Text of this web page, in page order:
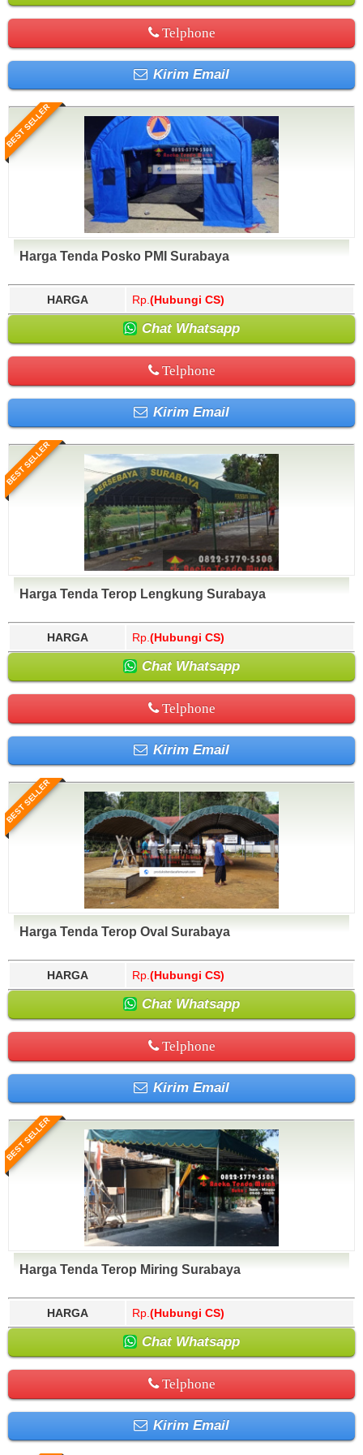
Telphone
Kirim Email
BEST SELLER
Harga Tenda Posko PMI Surabaya
HARGA Rp. (Hubungi CS)
Chat Whatsapp
Telphone
Kirim Email
BEST SELLER
Harga Tenda Terop Lengkung Surabaya
HARGA Rp. (Hubungi CS)
Chat Whatsapp
Telphone
Kirim Email
BEST SELLER
Harga Tenda Terop Oval Surabaya
HARGA Rp. (Hubungi CS)
Chat Whatsapp
Telphone
Kirim Email
BEST SELLER
Harga Tenda Terop Miring Surabaya
HARGA Rp. (Hubungi CS)
Chat Whatsapp
Telphone
Kirim Email